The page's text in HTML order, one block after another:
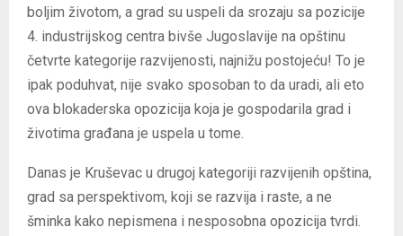
boljim životom, a grad su uspeli da srozaju sa pozicije
4. industrijskog centra bivše Jugoslavije na opštinu
četvrte kategorije razvijenosti, najnižu postojeću! To je
ipak poduhvat, nije svako sposoban to da uradi, ali eto
ova blokaderska opozicija koja je gospodarila grad i
životima građana je uspela u tome.
Danas je Kruševac u drugoj kategoriji razvijenih opština,
grad sa perspektivom, koji se razvija i raste, a ne
šminka kako nepismena i nesposobna opozicija tvrdi.